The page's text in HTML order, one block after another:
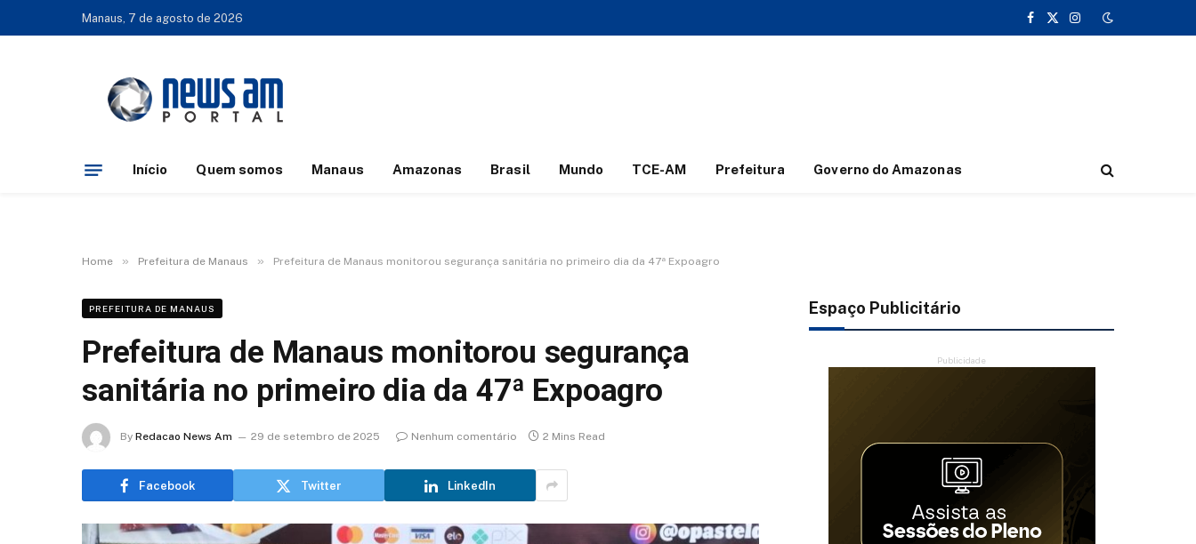
Manaus, 7 de agosto de 2026
Facebook
X
Instagram
Início Quem somos Manaus Amazonas Brasil Mundo TCE-AM Prefeitura Governo do Amazonas
Home » Prefeitura de Manaus » Prefeitura de Manaus monitorou segurança sanitária no primeiro dia da 47ª Expoagro
PREFEITURA DE MANAUS
Prefeitura de Manaus monitorou segurança
sanitária no primeiro dia da 47ª Expoagro
By Redacao News Am 29 de setembro de 2025 Nenhum comentário 2 Mins Read
Facebook Twitter LinkedIn
Espaço Publicitário
Publicidade